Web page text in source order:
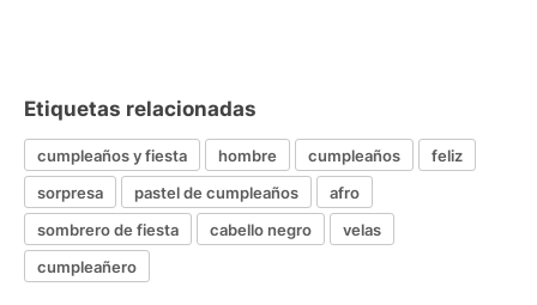
Etiquetas relacionadas
cumpleaños y fiesta hombre cumpleaños
feliz
sorpresa
pastel de cumpleaños
afro
sombrero de fiesta
cabello negro
velas
cumpleañero